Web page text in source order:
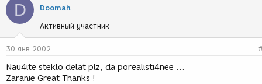
р
т
е
м
ы
с
з
д
и
я
D Doomah
Активный участник
30 янв 2002
Nau4ite steklo delat plz, da porealisti4nee ...
Zaranie Great Thanks !